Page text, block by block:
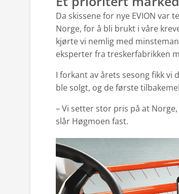
Da skissene for nye EVION var
Norge, for å bli brukt i våre
kjørte vi nemlig med
eksperter fra treskerfabrikken
I forkant av årets sesong fikk vi
ble solgt, og de første
– Vi setter stor pris på at
slår Høgmoen fast.